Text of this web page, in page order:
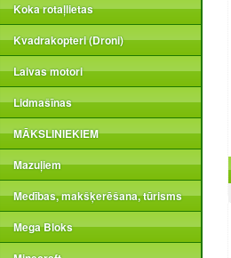
Koka rotaļlietas
Kvadrakopteri (Droni)
Laivas motori
Lidmašīnas
MĀKSLINIEKIEM
Mazuļiem
Medības, makšķerēšana, tūrisms
Mega Bloks